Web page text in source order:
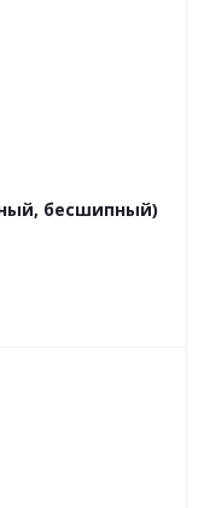
бесшипный)